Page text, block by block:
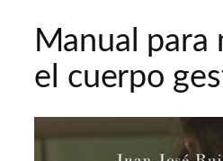
Manual para
el cuerpo